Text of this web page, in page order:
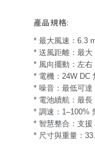
產品規格:
* 最大風速：6.3
* 送風距離：最大
* 風向擺動：左右
* 電機：24W DC
* 噪音：最低可達
* 電池續航：最長
* 調速：1–100%
* 智慧整合：支
* 尺寸與重量：